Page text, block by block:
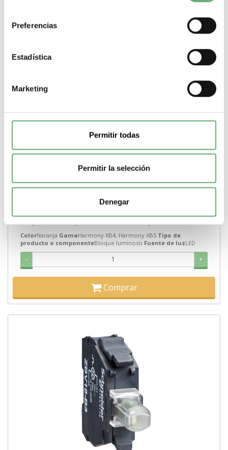
Preferencias
Estadística
Marketing
Permitir todas
Permitir la selección
Denegar
4,15€.
ColorNaranja GamaHarmony XB4, Harmony XB5 Tipo de
producto o componenteBloque luminoso Fuente de luzLED
- +
Comprar